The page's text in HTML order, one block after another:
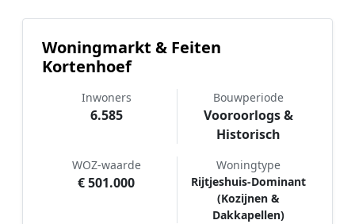
Woningmarkt & Feiten
Kortenhoef
Inwoners
6.585
Bouwperiode
Vooroorlogs &
Historisch
WOZ-waarde
€ 501.000
Woningtype
Rijtjeshuis-Dominant
(Kozijnen &
Dakkapellen)